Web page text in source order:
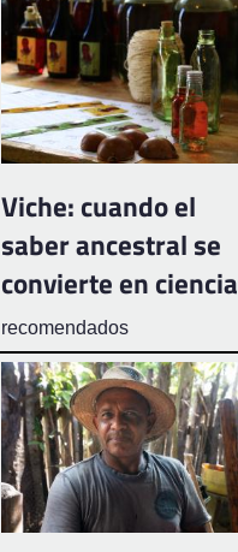
Viche: cuando el
saber ancestral se
convierte en ciencia
recomendados